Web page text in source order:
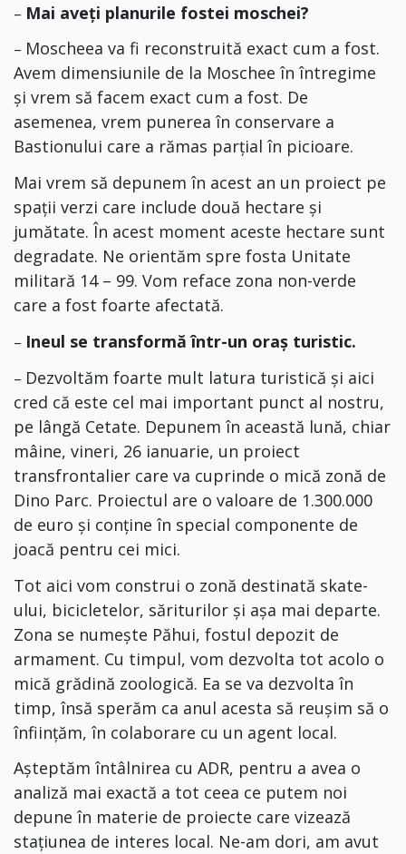
– Mai aveți planurile fostei moschei?
– Moscheea va fi reconstruită exact cum a fost.
Avem dimensiunile de la Moschee în întregime
și vrem să facem exact cum a fost. De
asemenea, vrem punerea în conservare a
Bastionului care a rămas parțial în picioare.
Mai vrem să depunem în acest an un proiect pe
spații verzi care include două hectare și
jumătate. În acest moment aceste hectare sunt
degradate. Ne orientăm spre fosta Unitate
militară 14 – 99. Vom reface zona non-verde
care a fost foarte afectată.
– Ineul se transformă într-un oraș turistic.
– Dezvoltăm foarte mult latura turistică și aici
cred că este cel mai important punct al nostru,
pe lângă Cetate. Depunem în această lună, chiar
mâine, vineri, 26 ianuarie, un proiect
transfrontalier care va cuprinde o mică zonă de
Dino Parc. Proiectul are o valoare de 1.300.000
de euro și conține în special componente de
joacă pentru cei mici.
Tot aici vom construi o zonă destinată skate-
ului, bicicletelor, săriturilor și așa mai departe.
Zona se numește Păhui, fostul depozit de
armament. Cu timpul, vom dezvolta tot acolo o
mică grădină zoologică. Ea se va dezvolta în
timp, însă sperăm ca anul acesta să reușim să o
înființăm, în colaborare cu un agent local.
Așteptăm întâlnirea cu ADR, pentru a avea o
analiză mai exactă a tot ceea ce putem noi
depune în materie de proiecte care vizează
stațiunea de interes local. Ne-am dori, am avut